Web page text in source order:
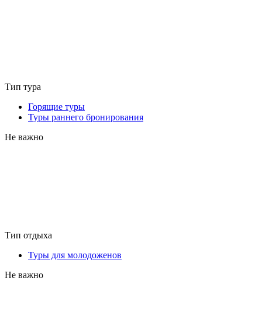
Тип тура
Горящие туры
Туры раннего бронирования
Не важно
Тип отдыха
Туры для молодоженов
Не важно